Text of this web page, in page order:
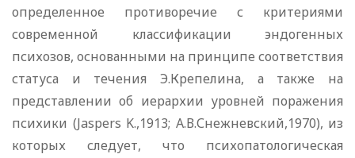
определенное противоречие с критериями
современной классификации эндогенных
психозов, основанными на принципе соответствия
статуса и течения Э.Крепелина, а также на
представлении об иерархии уровней поражения
психики (Jaspers K.,1913; А.В.Снежневский,1970), из
которых следует, что психопатологическая